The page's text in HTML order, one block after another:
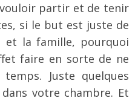
partir et de tenir
si le but est juste de
et la famille, pourquoi
faire en sorte de ne
Juste quelques
votre chambre. Et